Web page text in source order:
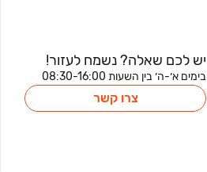
יש לכם שאלה? נשמח לעזור!
בימים א׳-ה׳ בין השעות 08:30-16:00
צרו קשר